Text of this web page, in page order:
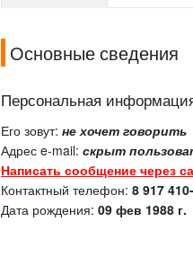
Основные сведения
Персональная
Его зовут: не хочет говорить
Адрес e-mail: скрыт
Написать сообщение через
Контактный телефон: 8 917
Дата рождения: 09 фев 1988 г.